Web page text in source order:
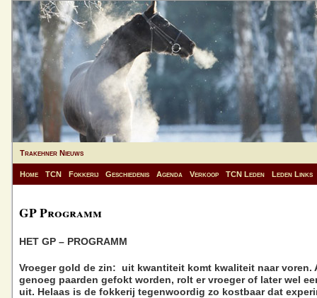
Trakehner Nieuws
Home TCN Fokkerij Geschiedenis Agenda Verkoop TCN Leden Leden Links
GP Programm
HET GP – PROGRAMM
Vroeger gold de zin: uit kwantiteit komt kwaliteit naar voren.
genoeg paarden gefokt worden, rolt er vroeger of later wel
uit. Helaas is de fokkerij tegenwoordig zo kostbaar dat